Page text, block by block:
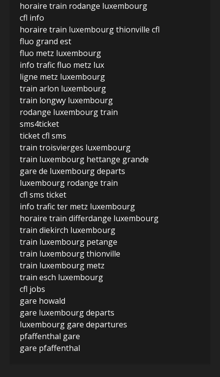
horaire train rodange luxembourg
cfl info
horaire train luxembourg thionville cfl
fluo grand est
fluo metz luxembourg
info trafic fluo metz lux
ligne metz luxembourg
train arlon luxembourg
train longwy luxembourg
rodange luxembourg train
sms4ticket
ticket cfl sms
train troisvierges luxembourg
train luxembourg hettange grande
gare de luxembourg departs
luxembourg rodange train
cfl sms ticket
info trafic ter metz luxembourg
horaire train differdange luxembourg
train diekirch luxembourg
train luxembourg petange
train luxembourg thionville
train luxembourg metz
train esch luxembourg
cfl jobs
gare howald
gare luxembourg departs
luxembourg gare departures
pfaffenthal gare
gare pfaffenthal